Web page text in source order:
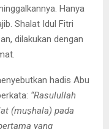
Hanya
Shalat Idul Fitri
dilakukan dengan
hadis Abu
“Rasulullah
(muṣhala) pada
yang